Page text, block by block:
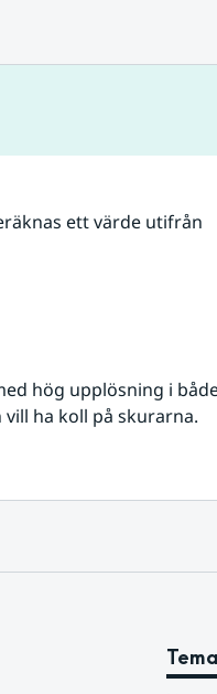
ett värde utifrån
hög upplösning i
ha koll på skurarna.